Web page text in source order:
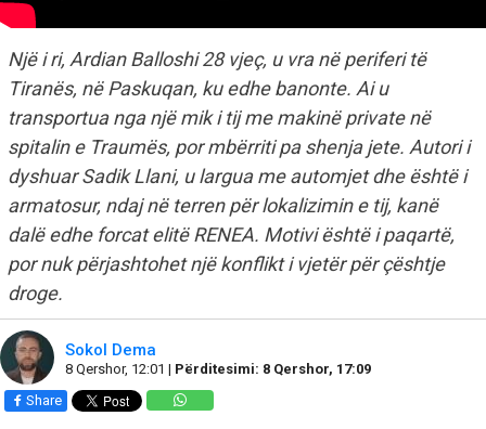
Një i ri, Ardian Balloshi 28 vjeç, u vra në periferi të
Tiranës, në Paskuqan, ku edhe banonte. Ai u
transportua nga një mik i tij me makinë private në
spitalin e Traumës, por mbërriti pa shenja jete. Autori i
dyshuar Sadik Llani, u largua me automjet dhe është i
armatosur, ndaj në terren për lokalizimin e tij, kanë
dalë edhe forcat elitë RENEA. Motivi është i paqartë,
por nuk përjashtohet një konflikt i vjetër për çështje
droge.
Sokol Dema
8 Qershor, 12:01 | Përditesimi: 8 Qershor, 17:09
Share